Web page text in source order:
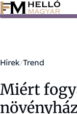
Ugrás a tartalomra
Hírek Trend
Miért